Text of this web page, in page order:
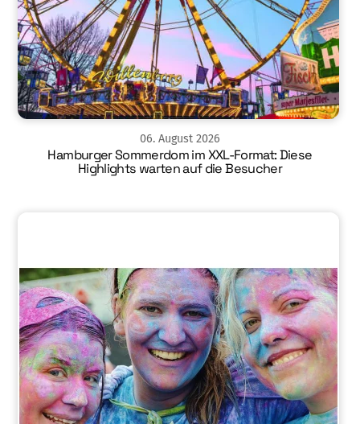
06. August 2026
Hamburger Sommerdom im XXL-Format: Diese
Highlights warten auf die Besucher